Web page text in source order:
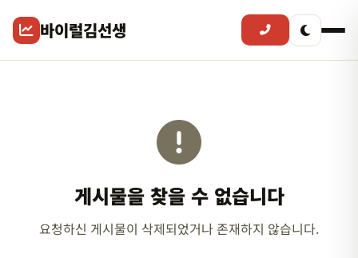
바이럴김선생
게시물을 찾을 수 없습니다
요청하신 게시물이 삭제되었거나 존재하지 않습니다.